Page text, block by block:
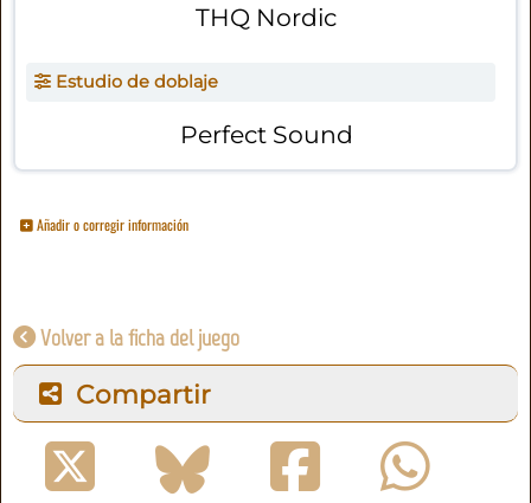
THQ Nordic
Estudio de doblaje
Perfect Sound
Añadir o corregir información
Volver a la ficha del juego
Compartir